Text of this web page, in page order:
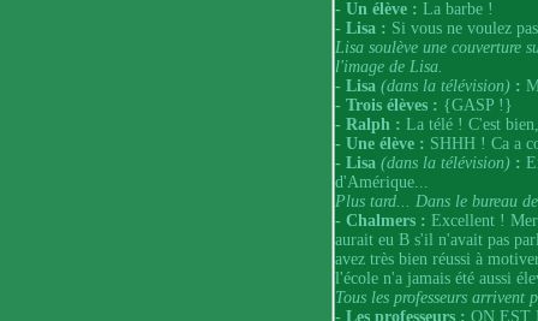
- Un élève : La barbe !
- Lisa : Si vous ne voulez
Lisa soulève une couverture
l'image de Lisa.
- Lisa (dans la télévision) :
- Trois élèves : {GASP !}
- Ralph : La télé ! C'est
- Une élève : SHHH ! Ca a
- Lisa (dans la télévision) :
d'Amérique...
Plus tard... Dans le bureau
- Chalmers : Excellent !
aurait eu B s'il n'avait pas
avez très bien réussi à
l'école n'a jamais été aussi
Tous les professeurs arrivent
- Les professeurs : ON EST